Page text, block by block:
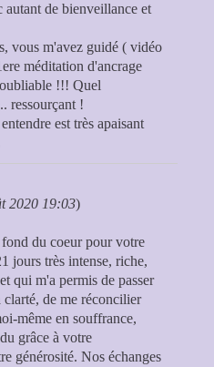
autant de bienveillance et
vous m'avez guidé ( vidéo
méditation d'ancrage
!!! Quel
ressourçant !
est très apaisant
2020 19:03)
du coeur pour votre
jours très intense, riche,
qui m'a permis de passer
de me réconcilier
même en souffrance,
grâce à votre
générosité. Nos échanges